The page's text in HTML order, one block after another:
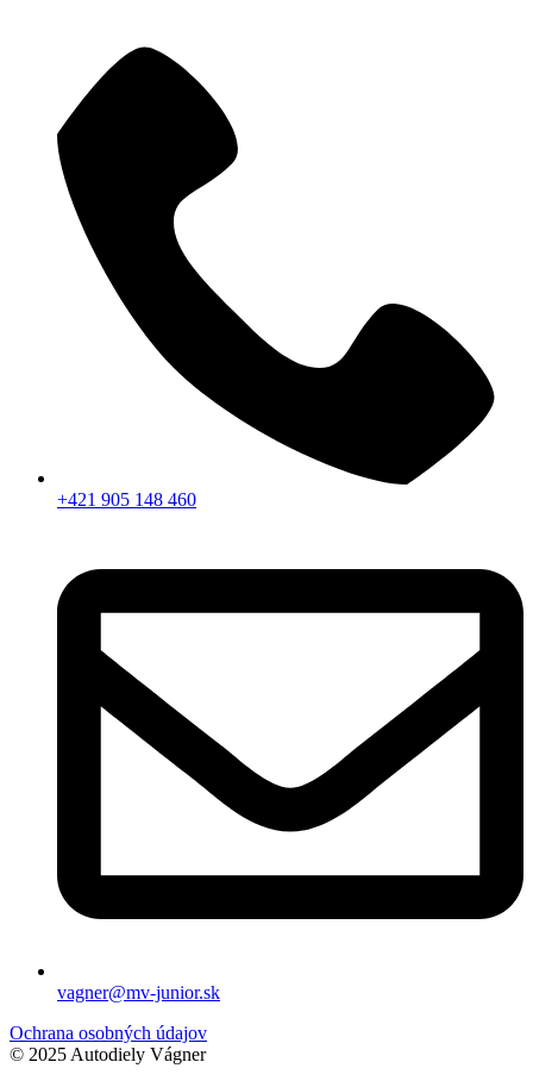
+421 905 148 460
vagner@mv-junior.sk
Ochrana osobných údajov
© 2025 Autodiely Vágner